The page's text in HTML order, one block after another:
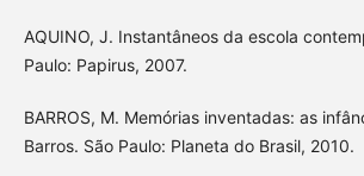
AQUINO, J. Instantâneos da escola
Paulo: Papirus, 2007.
BARROS, M. Memórias inventadas: as
Barros. São Paulo: Planeta do Brasil, 2010.